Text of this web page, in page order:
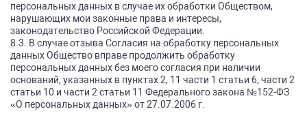
персональных данных в случае их обработки Обществом,
нарушающих мои законные права и интересы,
законодательство Российской Федерации.
8.3. В случае отзыва Согласия на обработку персональных
данных Общество вправе продолжить обработку
персональных данных без моего согласия при наличии
оснований, указанных в пунктах 2, 11 части 1 статьи 6, части 2
статьи 10 и части 2 статьи 11 Федерального закона №152-ФЗ
«О персональных данных» от 27.07.2006 г.